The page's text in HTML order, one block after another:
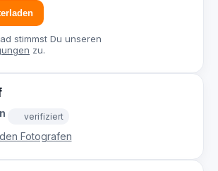
stimmst Du unseren
zu.
verifiziert
Fotografen